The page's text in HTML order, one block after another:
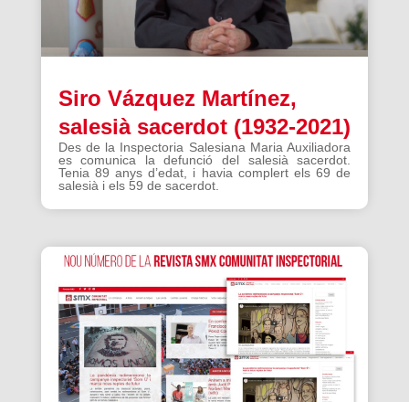
Siro Vázquez Martínez,
salesià sacerdot (1932-2021)
Des de la Inspectoria Salesiana Maria Auxiliadora
es comunica la defunció del salesià sacerdot.
Tenia 89 anys d’edat, i havia complert els 69 de
salesià i els 59 de sacerdot.